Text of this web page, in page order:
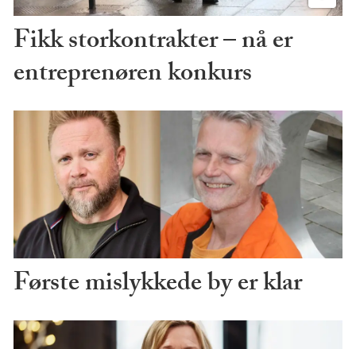
Fikk storkontrakter – nå er
entreprenøren konkurs
Første mislykkede by er klar